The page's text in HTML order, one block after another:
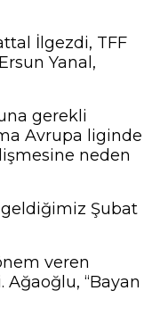
İlgezdi, TFF
Yanal,
gerekli
Avrupa liginde
neden
geldiğimiz Şubat
veren
“Bayan